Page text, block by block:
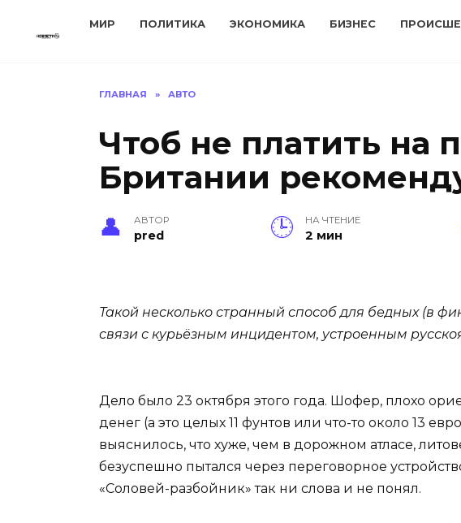
МИР ПОЛИТИКА ЭКОНОМИКА БИЗНЕС
ГЛАВНАЯ » АВТО
Чтоб не платить на
Британии
АВТОР
pred
НА ЧТЕНИЕ
2 мин
Такой несколько странный способ для бедных (в
связи с курьёзным инцидентом, устроенным
Дело было 23 октября этого года. Шофер, плохо
денег (а это целых 11 фунтов или что-то около 13
выяснилось, что хуже, чем в дорожном атласе,
безуспешно пытался через переговорное
«Соловей-разбойник» так ни слова и не понял.